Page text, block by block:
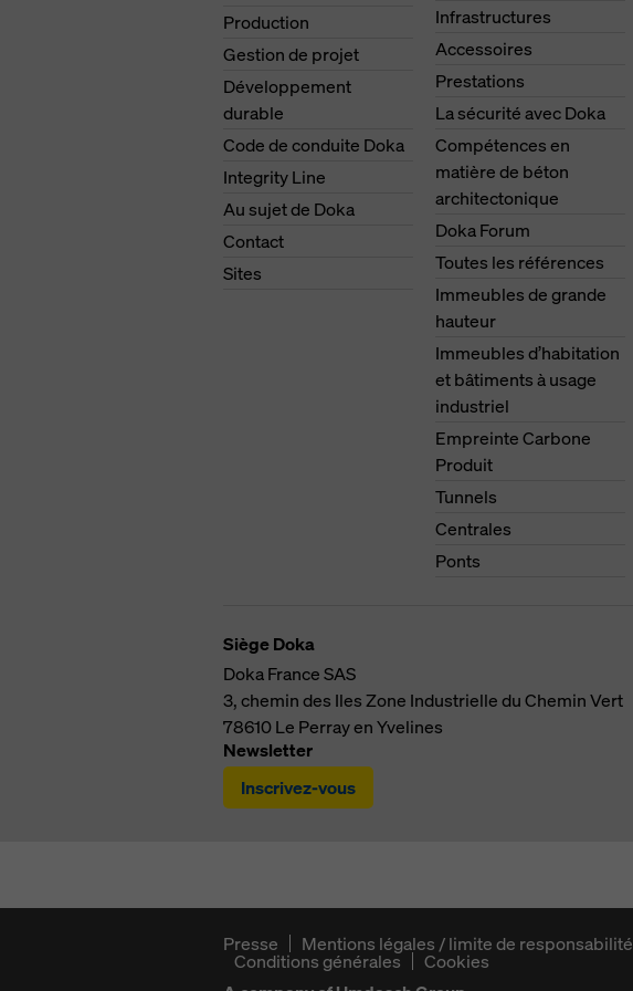
Production
Gestion de projet
Développement
durable
Code de conduite Doka
Integrity Line
Au sujet de Doka
Contact
Sites
Infrastructures
Accessoires
Prestations
La sécurité avec Doka
Compétences en
matière de béton
architectonique
Doka Forum
Toutes les références
Immeubles de grande
hauteur
Immeubles d’habitation
et bâtiments à usage
industriel
Empreinte Carbone
Produit
Tunnels
Centrales
Ponts
Siège Doka
Doka France SAS
3, chemin des IlesZone Industrielle du Chemin Vert
78610Le Perray en Yvelines
Newsletter
Inscrivez-vous
Presse Mentions légales / limite de responsabilité
Conditions générales
Cookies